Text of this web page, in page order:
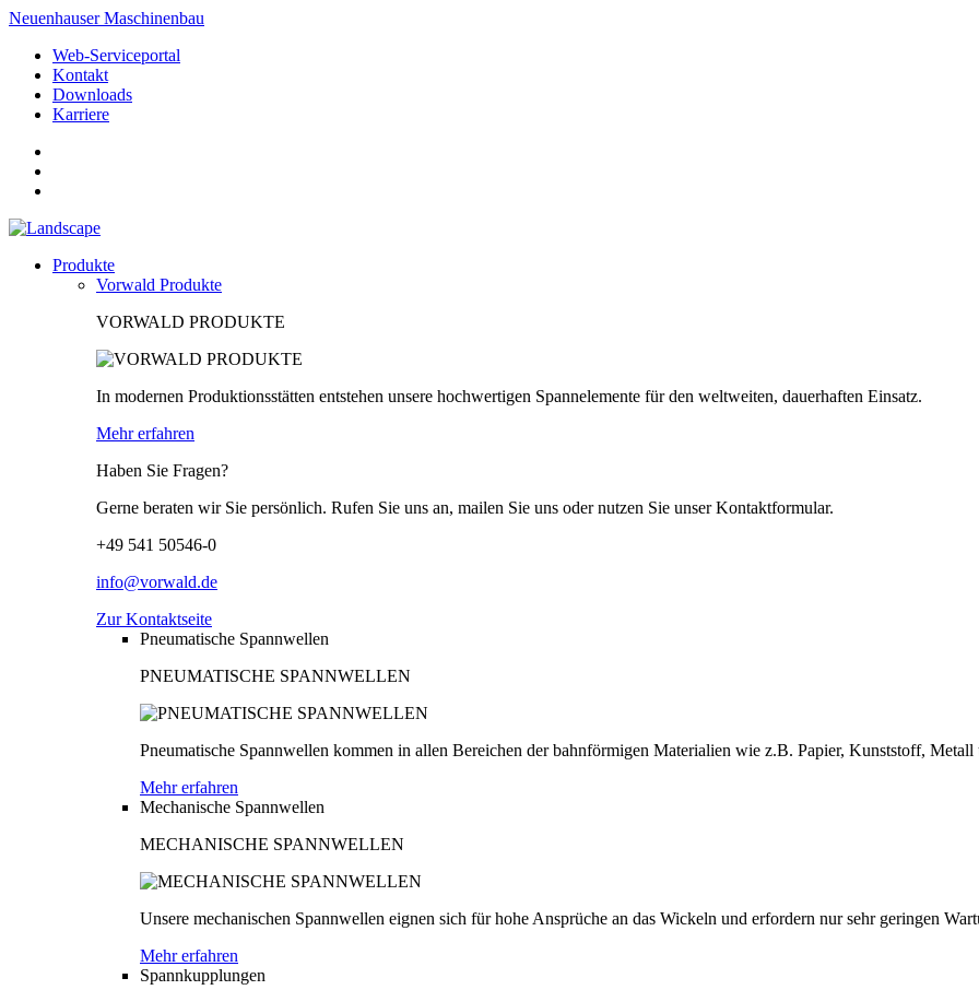
Neuenhauser Maschinenbau
Web-Serviceportal
Kontakt
Downloads
Karriere
Produkte
Vorwald Produkte
VORWALD PRODUKTE
In modernen Produktionsstätten entstehen unsere hochwertigen Spannelemente für den weltweiten, dauerhaften Einsatz.
Mehr erfahren
Haben Sie Fragen?
Gerne beraten wir Sie persönlich. Rufen Sie uns an, mailen Sie uns oder nutzen Sie unser Kontaktformular.
+49 541 50546-0
info@vorwald.de
Zur Kontaktseite
Pneumatische Spannwellen
PNEUMATISCHE SPANNWELLEN
Pneumatische Spannwellen kommen in allen Bereichen der bahnförmigen Materialien wie z.B. Papier, Kunststoff,
Mehr erfahren
Mechanische Spannwellen
MECHANISCHE SPANNWELLEN
Unsere mechanischen Spannwellen eignen sich für hohe Ansprüche an das Wickeln und erfordern nur sehr geringen
Mehr erfahren
Spannkupplungen